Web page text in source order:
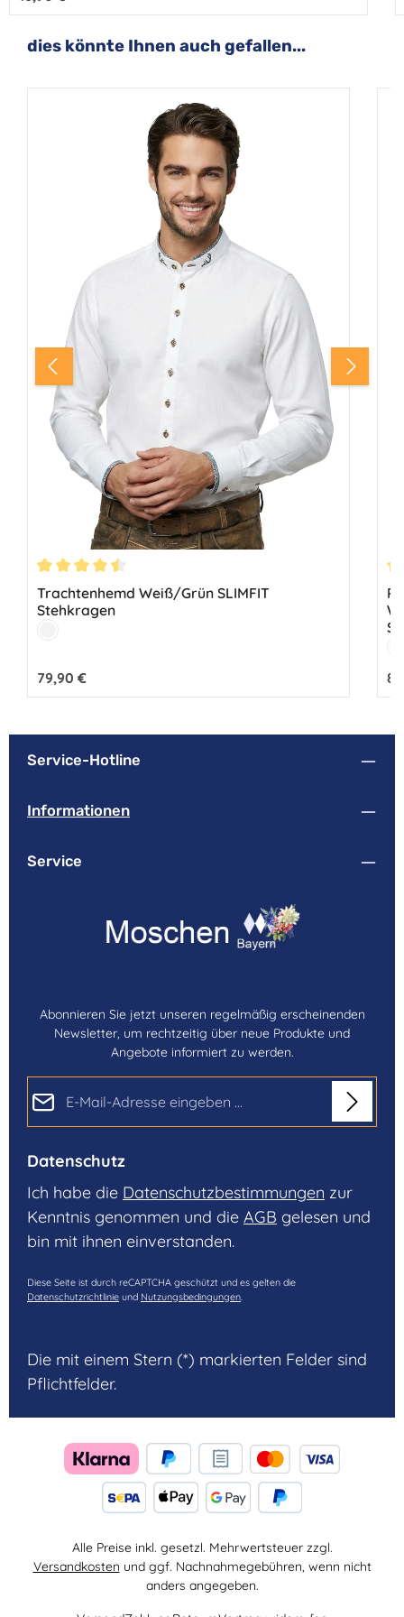
Produktgalerie überspringen
dies könnte Ihnen auch gefallen...
Durchschnittliche Bewertung von 4.5 von 5 Sternen
Trachtenhemd Weiß/Grün SLIMFIT
Stehkragen
Farbe:
Weiß
Regulärer Preis:
79,90 €
Service-Hotline
Informationen
Service
Abonnieren Sie jetzt unseren regelmäßig erscheinenden
Newsletter, um rechtzeitig über neue Produkte und
Angebote informiert zu werden.
Datenschutz
Ich habe die Datenschutzbestimmungen zur
Kenntnis genommen und die AGB gelesen und
bin mit ihnen einverstanden.
Diese Seite ist durch reCAPTCHA geschützt und es gelten die
Datenschutzrichtlinie und Nutzungsbedingungen.
Die mit einem Stern (*) markierten Felder sind
Pflichtfelder.
Alle Preise inkl. gesetzl. Mehrwertsteuer zzgl.
Versandkosten und ggf. Nachnahmegebühren, wenn nicht
anders angegeben.